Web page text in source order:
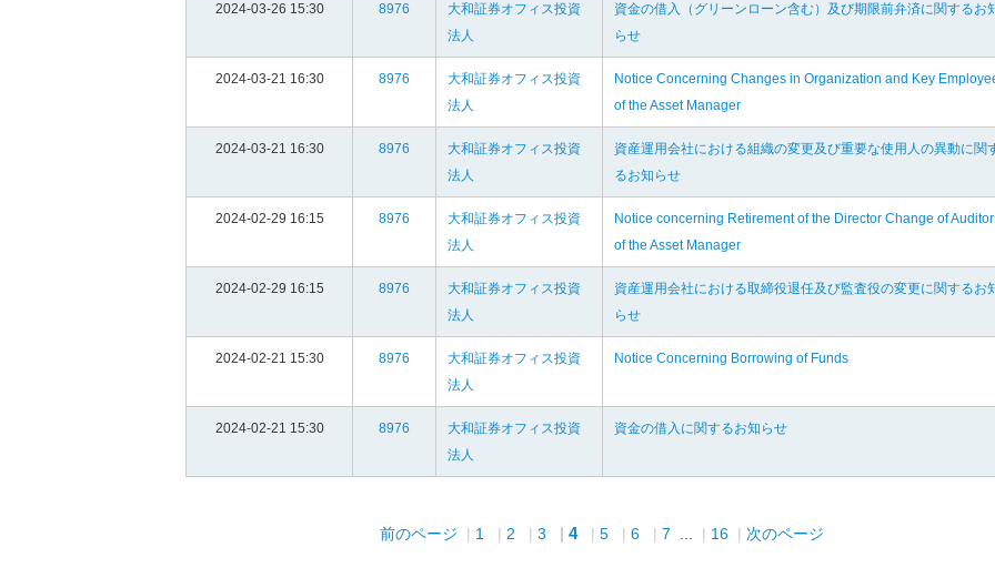
2024-03-26 15:30 8976
大和証券オフィス投資
法人
資金の借入（グリーンローン含む）及び期限前弁済に関するお
らせ
2024-03-21 16:30 8976
大和証券オフィス投資
法人
Notice Concerning Changes in Organization and Key
of the Asset Manager
2024-03-21 16:30 8976
大和証券オフィス投資
法人
資産運用会社における組織の変更及び重要な使用人の異動に関
るお知らせ
2024-02-29 16:15 8976
大和証券オフィス投資
法人
Notice concerning Retirement of the Director Change of Auditor
of the Asset Manager
2024-02-29 16:15 8976
大和証券オフィス投資
法人
資産運用会社における取締役退任及び監査役の変更に関するお
らせ
2024-02-21 15:30 8976
大和証券オフィス投資
法人
Notice Concerning Borrowing of Funds
2024-02-21 15:30 8976
大和証券オフィス投資
法人
資金の借入に関するお知らせ
前のページ 1 2 3 4 5 6 7 16 次のページ